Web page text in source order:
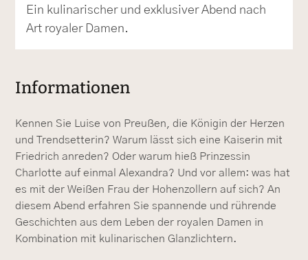
Ein kulinarischer und exklusiver Abend nach
Art royaler Damen.
Informationen
Kennen Sie Luise von Preußen, die Königin der Herzen
und Trendsetterin? Warum lässt sich eine Kaiserin mit
Friedrich anreden? Oder warum hieß Prinzessin
Charlotte auf einmal Alexandra? Und vor allem: was hat
es mit der Weißen Frau der Hohenzollern auf sich? An
diesem Abend erfahren Sie spannende und rührende
Geschichten aus dem Leben der royalen Damen in
Kombination mit kulinarischen Glanzlichtern.